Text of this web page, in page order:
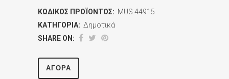
ΚΩΔΙΚΌΣ ΠΡΟΪΌΝΤΟΣ: MUS.44915
ΚΑΤΗΓΟΡΊΑ: Δημοτικά
SHARE ON:
ΑΓΟΡΆ